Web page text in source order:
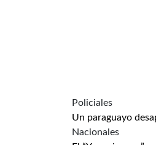
Policiales
Un paraguayo
Nacionales